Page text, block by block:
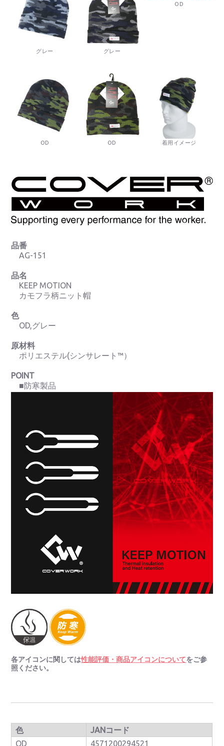
グレー グレー
OD
OD OD 着用イメージ
品番
AG-151
品名
KEEP MOTION
カモフラ柄ニット帽
色
OD,グレー
原材料
ポリエステル(シンサレート™）
POINT
■防寒製品
各アイコンに関しては性能評価・商品アイコンについてをご参
照ください。
色
JANコード
OD
4571200294521